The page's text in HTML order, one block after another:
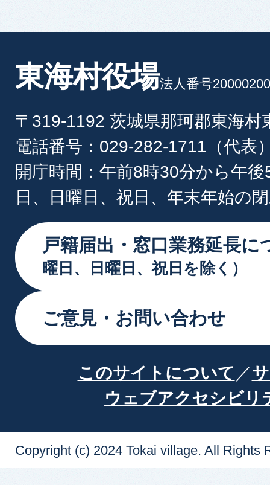
東海村役場法人番号
〒319-1192 茨城県那珂郡東海村
電話番号：029-282-1711（代表
開庁時間：午前8時30分から午
日、日曜日、祝日、年末年始の
戸籍届出・窓口業務延長に
曜日、日曜日、祝日を除く）
ご意見・お問い合わせ
このサイトについて
ウェブアクセシビリ
Copyright (c) 2024 Tokai village. All Rights